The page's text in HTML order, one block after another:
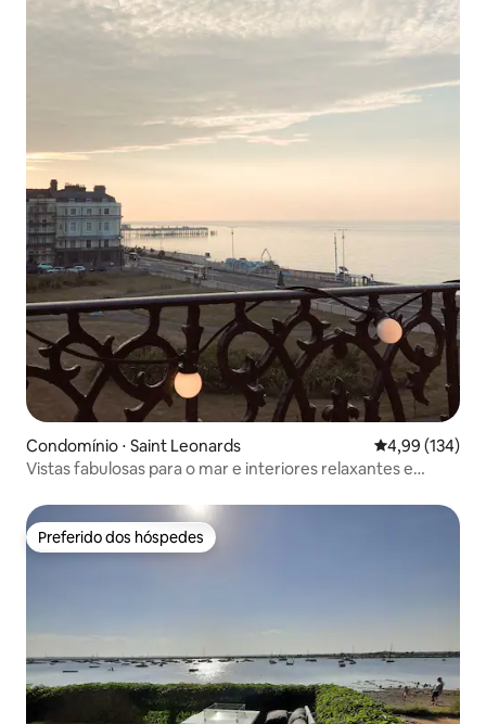
Condomínio ⋅ Saint Leonards 4,99 de uma
4,99 (134)
Vistas fabulosas para o mar e interiores relaxantes e
Preferido dos hóspedes
Preferido dos hóspedes